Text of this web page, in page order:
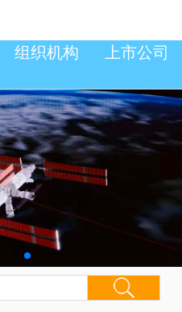
组织机构
上市公司